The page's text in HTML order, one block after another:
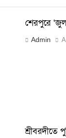
শেরপুরে
Admin
শ্রীবরদীতে